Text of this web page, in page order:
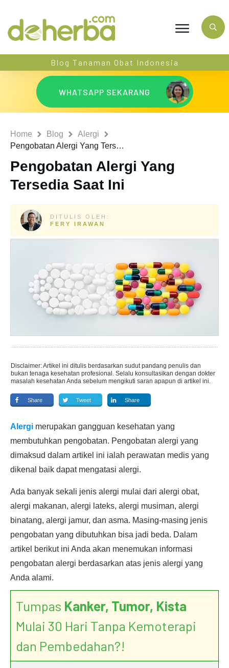
Blog Tanaman Obat Indonesia
WHATSAPP SEKARANG
Home Blog
Alergi
Pengobatan Alergi Yang Tersedia Saat Ini
Pengobatan Alergi Yang
Tersedia Saat Ini
DITULIS OLEH:
FERY IRAWAN
Disclaimer: Artikel ini ditulis berdasarkan sudut pandang penulis dan
bukan tenaga kesehatan profesional. Selalu konsultasikan dengan dokter
masalah kesehatan Anda sebelum mengikuti saran apapun di artikel ini.
Share Tweet Share
Alergi merupakan gangguan kesehatan yang
membutuhkan pengobatan. Pengobatan alergi yang
dimaksud dalam artikel ini ialah perawatan medis yang
dikenal baik dapat mengatasi alergi.
Ada banyak sekali jenis alergi mulai dari alergi obat,
alergi makanan, alergi lateks, alergi musiman, alergi
binatang, alergi jamur, dan asma. Masing-masing jenis
pengobatan yang dibutuhkan bisa jadi beda. Dalam
artikel berikut ini Anda akan menemukan informasi
pengobatan alergi berdasarkan atas jenis alergi yang
Anda alami.
Tumpas Kanker, Tumor, Kista
Mulai 30 Hari Tanpa Kemoterapi
dan Pembedahan?!